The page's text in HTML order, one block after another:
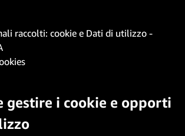
raccolti: cookie e Dati di utilizzo -
gestire i cookie e opporti